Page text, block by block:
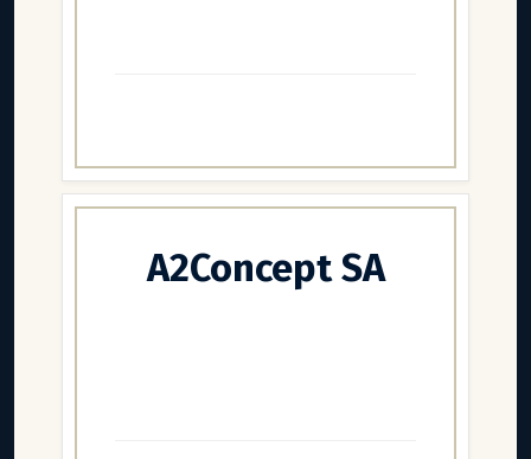
A2Concept SA